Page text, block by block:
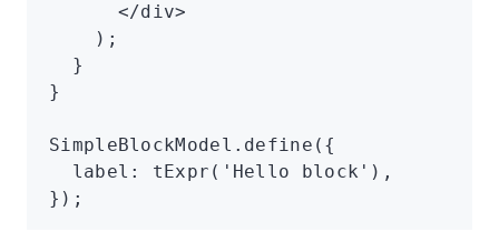
      </
div>
    );
  }
}
SimpleBlockModel .define ({
  label
: tExpr ( 'Hello block' ) ,
});